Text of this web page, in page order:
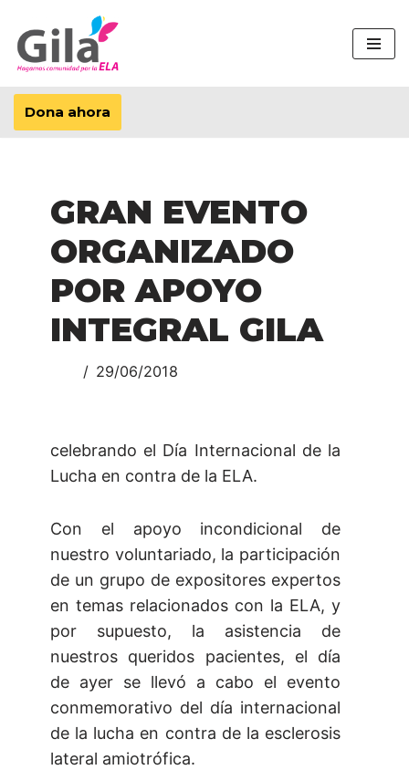
Saltar
al
contenido
Dona ahora
GRAN EVENTO
ORGANIZADO
POR APOYO
INTEGRAL GILA
29/06/2018
celebrando el Día Internacional de la
Lucha en contra de la ELA.
Con el apoyo incondicional de
nuestro voluntariado, la participación
de un grupo de expositores expertos
en temas relacionados con la ELA, y
por supuesto, la asistencia de
nuestros queridos pacientes, el día
de ayer se llevó a cabo el evento
conmemorativo del día internacional
de la lucha en contra de la esclerosis
lateral amiotrófica.